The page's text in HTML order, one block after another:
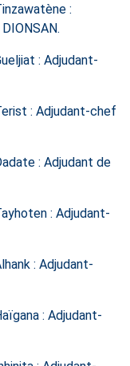
:
: Adjudant-
: Adjudant-chef
: Adjudant de
: Adjudant-
: Adjudant-
: Adjudant-